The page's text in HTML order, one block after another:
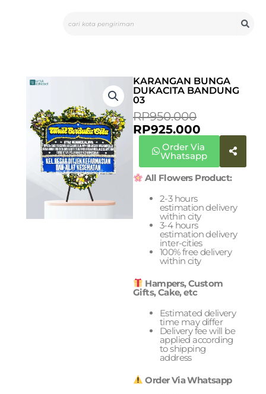
KARANGAN BUNGA
DUKACITA BANDUNG
03
RP950.000
WAS:
RP925.000
IS:
RP925.000.
Order Via
Whatsapp
All Flowers Product:
2-3 hours
estimation delivery
within city
3-4 hours
estimation delivery
inter-cities
100% free delivery
within city
Hampers, Custom
Gifts, Cake, etc
Estimated delivery
time may differ
Delivery fee will be
applied according
to shipping
address
Order Via Whatsapp